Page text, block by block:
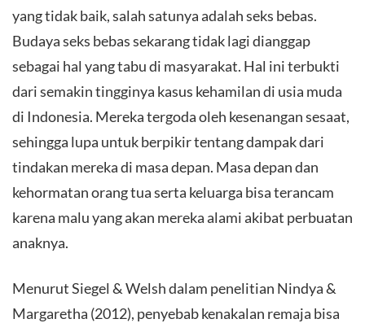
yang tidak baik, salah satunya adalah seks bebas.
Budaya seks bebas sekarang tidak lagi dianggap
sebagai hal yang tabu di masyarakat. Hal ini terbukti
dari semakin tingginya kasus kehamilan di usia muda
di Indonesia. Mereka tergoda oleh kesenangan sesaat,
sehingga lupa untuk berpikir tentang dampak dari
tindakan mereka di masa depan. Masa depan dan
kehormatan orang tua serta keluarga bisa terancam
karena malu yang akan mereka alami akibat perbuatan
anaknya.
Menurut Siegel & Welsh dalam penelitian Nindya &
Margaretha (2012), penyebab kenakalan remaja bisa